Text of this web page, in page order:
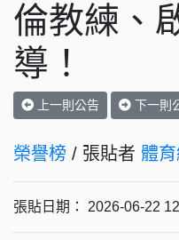
倫教練、
導！
上一則公告 下一則
榮譽榜 / 張貼者 體
張貼日期： 2026-06-22